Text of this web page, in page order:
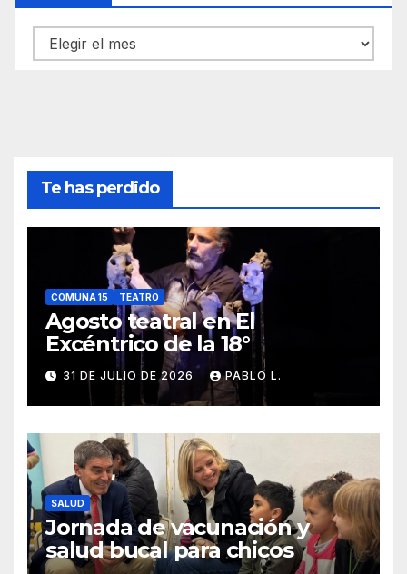
Archivos
Te has perdido
COMUNA 15 TEATRO
Agosto teatral en El
Excéntrico de la 18°
31 DE JULIO DE 2026 PABLO L.
SALUD
Jornada de vacunación y
salud bucal para chicos